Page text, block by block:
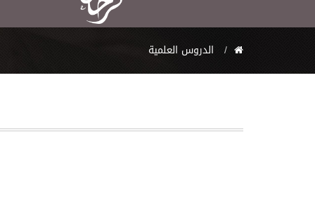
اﻟﺪﺭﻭﺱ اﻟﻌﻠﻤﻴﺔ